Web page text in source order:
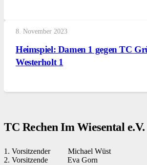
8. November 2023
Heimspiel: Damen 1 gegen TC
Westerholt 1
TC Rechen Im Wiesental e.V.
1. Vorsitzender Michael Wüst
2. Vorsitzende Eva Gorn